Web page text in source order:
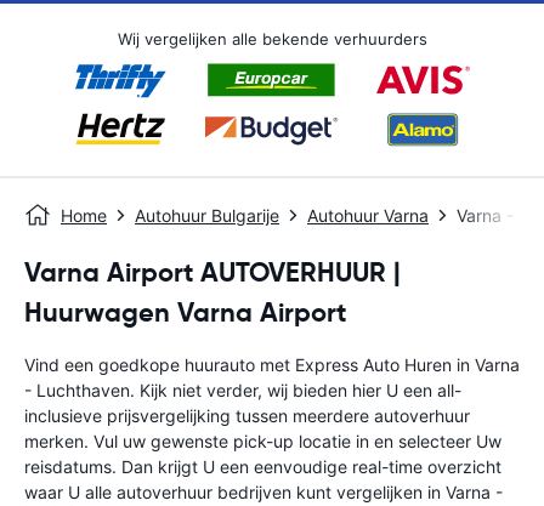
Wij vergelijken alle bekende verhuurders
Home Autohuur Bulgarije Autohuur Varna Varna -
Varna Airport AUTOVERHUUR |
Huurwagen Varna Airport
Vind een goedkope huurauto met Express Auto Huren in Varna
- Luchthaven. Kijk niet verder, wij bieden hier U een all-
inclusieve prijsvergelijking tussen meerdere autoverhuur
merken. Vul uw gewenste pick-up locatie in en selecteer Uw
reisdatums. Dan krijgt U een eenvoudige real-time overzicht
waar U alle autoverhuur bedrijven kunt vergelijken in Varna -